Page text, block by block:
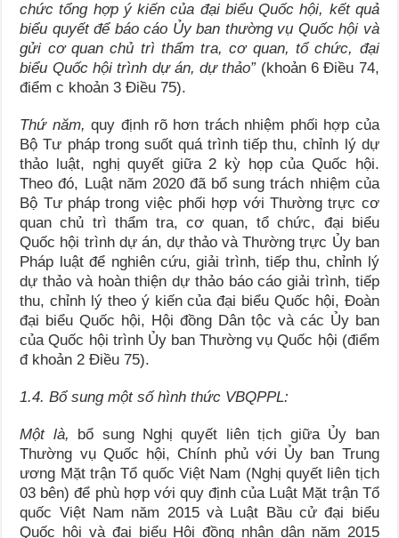
chức tổng hợp ý kiến của đại biểu Quốc hội, kết quả
biểu quyết để báo cáo Ủy ban thường vụ Quốc hội và
gửi cơ quan chủ trì thẩm tra, cơ quan, tổ chức, đại
biểu Quốc hội trình dự án, dự thảo” (khoản 6 Điều 74,
điểm c khoản 3 Điều 75).
Thứ năm, quy định rõ hơn trách nhiệm phối hợp của
Bộ Tư pháp trong suốt quá trình tiếp thu, chỉnh lý dự
thảo luật, nghị quyết giữa 2 kỳ họp của Quốc hội.
Theo đó, Luật năm 2020 đã bổ sung trách nhiệm của
Bộ Tư pháp trong việc phối hợp với Thường trực cơ
quan chủ trì thẩm tra, cơ quan, tổ chức, đại biểu
Quốc hội trình dự án, dự thảo và Thường trực Ủy ban
Pháp luật để nghiên cứu, giải trình, tiếp thu, chỉnh lý
dự thảo và hoàn thiện dự thảo báo cáo giải trình, tiếp
thu, chỉnh lý theo ý kiến của đại biểu Quốc hội, Đoàn
đại biểu Quốc hội, Hội đồng Dân tộc và các Ủy ban
của Quốc hội trình Ủy ban Thường vụ Quốc hội (điểm
đ khoản 2 Điều 75).
1.4. Bổ sung một số hình thức VBQPPL:
Một là, bổ sung Nghị quyết liên tịch giữa Ủy ban
Thường vụ Quốc hội, Chính phủ với Ủy ban Trung
ương Mặt trận Tổ quốc Việt Nam (Nghị quyết liên tịch
03 bên) để phù hợp với quy định của Luật Mặt trận Tổ
quốc Việt Nam năm 2015 và Luật Bầu cử đại biểu
Quốc hội và đại biểu Hội đồng nhân dân năm 2015